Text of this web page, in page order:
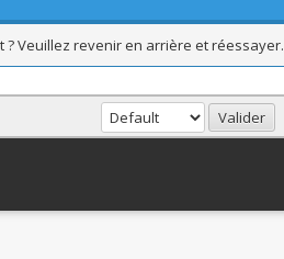
? Veuillez revenir en arrière et réessayer.
Syndication RSS